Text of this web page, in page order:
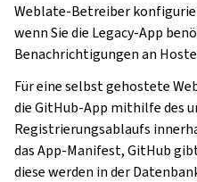
Weblate-Betreiber
wenn Sie die Legacy-App
Benachrichtigungen an
Für eine selbst gehostete
die GitHub-App mithilfe des
Registrierungsablaufs
das App-Manifest, GitHub
diese werden in der